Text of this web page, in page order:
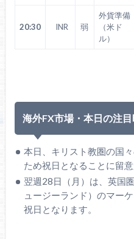
20:30 INR 弱
外貨準備
（米ド
ル）
海外FX市場・本日の注
本日、キリスト教圏の国
ため祝日となることに留
翌週28日（月）は、英国
ュージーランド）のマー
祝日となります。